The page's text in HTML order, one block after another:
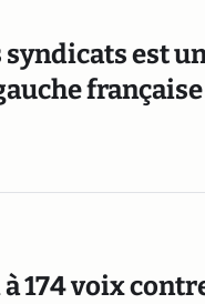
est
française
174 voix